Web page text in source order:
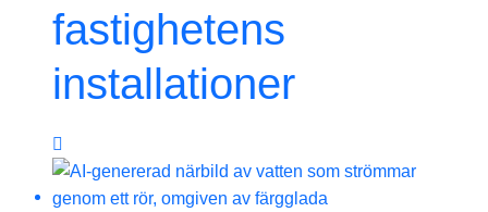
fastighetens
installationer